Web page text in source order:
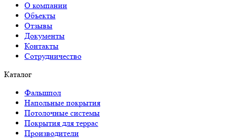
О компании
Объекты
Отзывы
Документы
Контакты
Сотрудничество
Каталог
Фальшпол
Напольные покрытия
Потолочные системы
Покрытия для террас
Производители